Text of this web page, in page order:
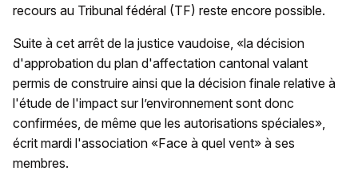
recours au Tribunal fédéral (TF) reste encore possible.
Suite à cet arrêt de la justice vaudoise, «la décision
d'approbation du plan d'affectation cantonal valant
permis de construire ainsi que la décision finale relative à
l'étude de l'impact sur l’environnement sont donc
confirmées, de même que les autorisations spéciales»,
écrit mardi l'association «Face à quel vent» à ses
membres.